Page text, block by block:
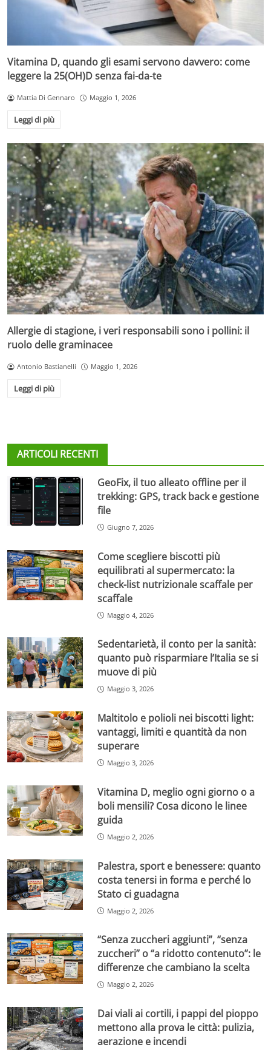
Vitamina D, quando gli esami servono davvero: come
leggere la 25(OH)D senza fai-da-te
Mattia Di Gennaro Maggio 1, 2026
Leggi di più
Allergie di stagione, i veri responsabili sono i pollini: il
ruolo delle graminacee
Antonio Bastianelli Maggio 1, 2026
Leggi di più
ARTICOLI RECENTI
GeoFix, il tuo alleato offline per il
trekking: GPS, track back e gestione
file
Giugno 7, 2026
Come scegliere biscotti più
equilibrati al supermercato: la
check-list nutrizionale scaffale per
scaffale
Maggio 4, 2026
Sedentarietà, il conto per la sanità:
quanto può risparmiare l’Italia se si
muove di più
Maggio 3, 2026
Maltitolo e polioli nei biscotti light:
vantaggi, limiti e quantità da non
superare
Maggio 3, 2026
Vitamina D, meglio ogni giorno o a
boli mensili? Cosa dicono le linee
guida
Maggio 2, 2026
Palestra, sport e benessere: quanto
costa tenersi in forma e perché lo
Stato ci guadagna
Maggio 2, 2026
“Senza zuccheri aggiunti”, “senza
zuccheri” o “a ridotto contenuto”: le
differenze che cambiano la scelta
Maggio 2, 2026
Dai viali ai cortili, i pappi del pioppo
mettono alla prova le città: pulizia,
aerazione e incendi